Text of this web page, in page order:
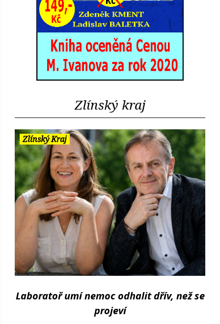
Zlínský kraj
Zlínský Kraj
Laboratoř umí nemoc odhalit dřív, než se
projeví